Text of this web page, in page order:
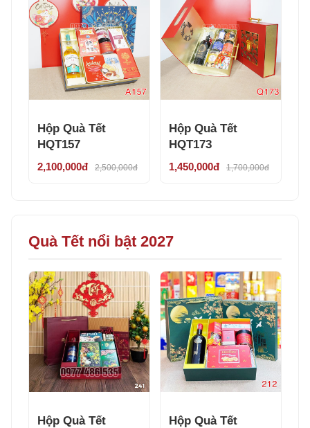
Hộp Quà Tết
HQT157
2,100,000đ 2,500,000đ
Hộp Quà Tết
HQT173
1,450,000đ 1,700,000đ
Quà Tết nổi bật 2027
Hộp Quà Tết
Hộp Quà Tết